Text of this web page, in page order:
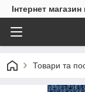
Інтернет
Товари та